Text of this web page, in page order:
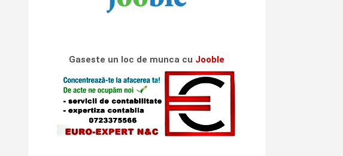
Gaseste un loc de munca cu Jooble